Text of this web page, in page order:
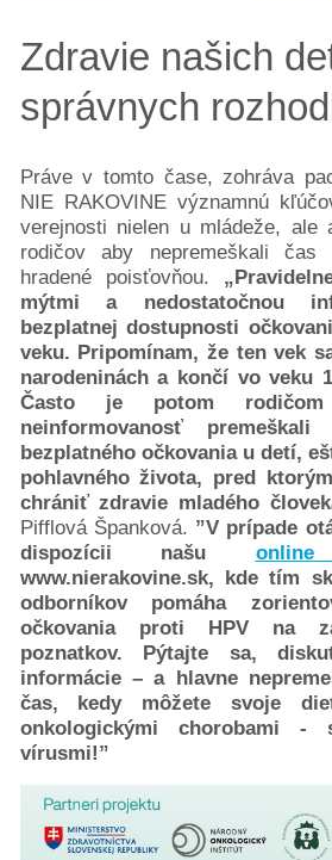
Zdravie našich
správnych
Práve v tomto čase, zohráva
NIE RAKOVINE významnú
verejnosti nielen u mládeže, ale
rodičov aby nepremeškali čas
hradené poisťovňou.
mýtmi a nedostatočnou
bezplatnej dostupnosti
veku. Pripomínam, že ten vek
narodeninách a končí vo veku
Často je potom
neinformovanosť
bezplatného očkovania u detí,
pohlavného života, pred
chrániť zdravie mladého
Pifflová Španková. ”V prípade
dispozícii našu
www.nierakovine.sk, kde tím
odborníkov pomáha
očkovania proti HPV na
poznatkov. Pýtajte sa,
informácie – a hlavne
čas, kedy môžete svoje
onkologickými chorobami -
vírusmi!”